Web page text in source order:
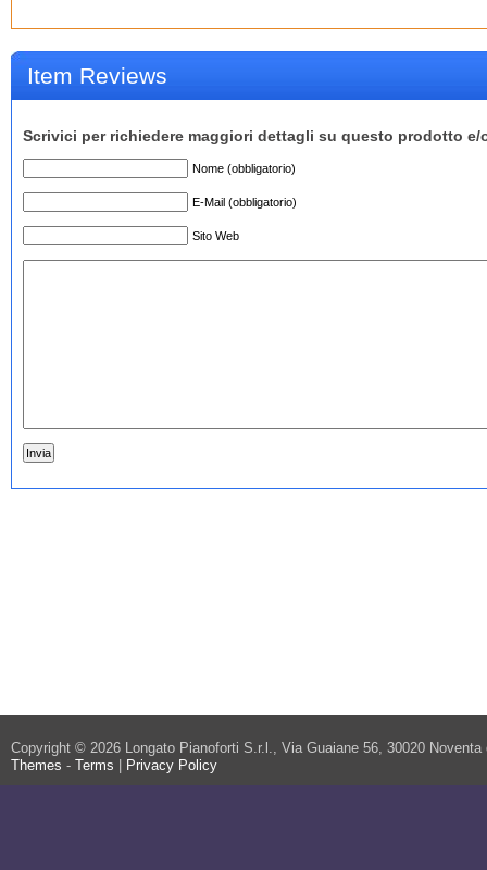
Item Reviews
Scrivici per richiedere maggiori dettagli su questo prodotto
Nome (obbligatorio)
E-Mail (obbligatorio)
Sito Web
Copyright © 2026 Longato Pianoforti S.r.l., Via Guaiane 56, 30020
Themes - Terms Privacy Policy